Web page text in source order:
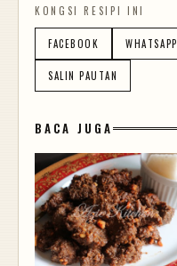
KONGSI RESIPI INI
FACEBOOK WHATSAPP
SALIN PAUTAN
BACA JUGA